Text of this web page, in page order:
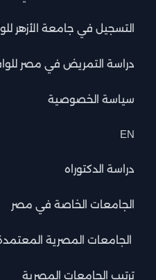
التسجيل في جامعة الأزهر
دراسة التمريض في مصر
سياسة الخصوصية
EN
دراسة الدكتوراه
الجامعات الخاصة في مصر
الجامعات المصرية
ترتيب الجامعات المصرية